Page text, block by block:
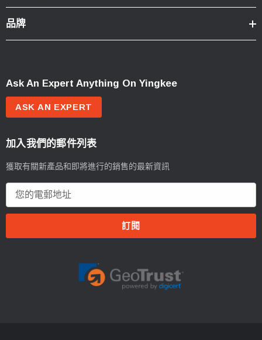
品牌
Ask An Expert Anything On Yingkee
ASK AN EXPERT
加入我們的郵件列表
獲取有關新產品和即將進行的銷售的最新資訊
郵